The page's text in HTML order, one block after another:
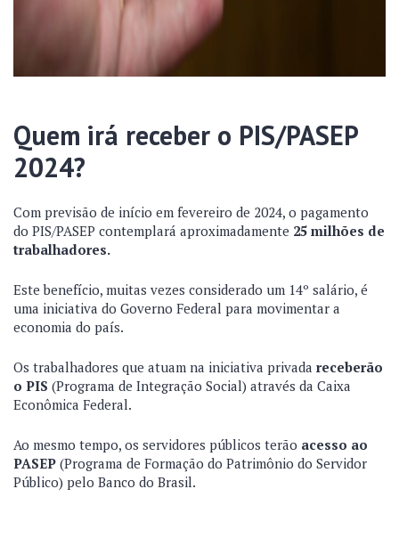
Quem irá receber o PIS/PASEP
2024?
Com previsão de início em fevereiro de 2024, o pagamento
do PIS/PASEP contemplará aproximadamente 25 milhões de
trabalhadores.
Este benefício, muitas vezes considerado um 14º salário, é
uma iniciativa do Governo Federal para movimentar a
economia do país.
Os trabalhadores que atuam na iniciativa privada receberão
o PIS (Programa de Integração Social) através da Caixa
Econômica Federal.
Ao mesmo tempo, os servidores públicos terão acesso ao
PASEP (Programa de Formação do Patrimônio do Servidor
Público) pelo Banco do Brasil.